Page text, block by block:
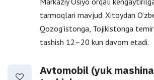
tarmoqlari mavjud. Xitoydan
Qozog‘istonga, Tojikistonga
tashish 12–20 kun davom etadi.
Avtomobil (yuk